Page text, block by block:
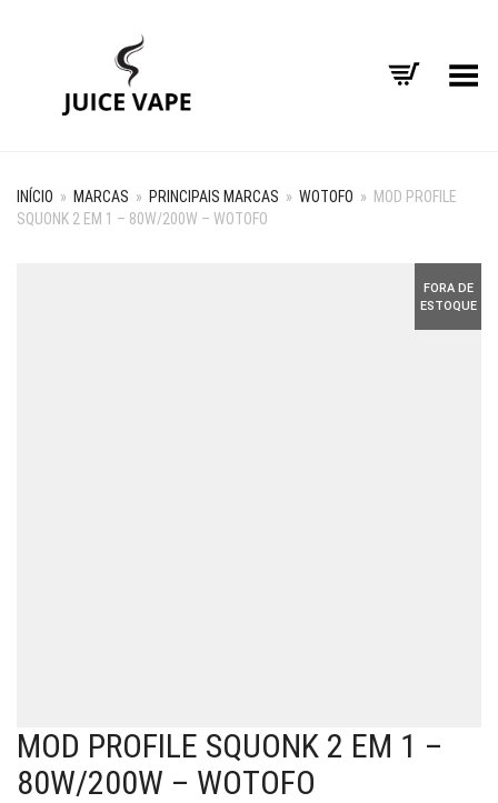
Alternar Menu
INÍCIO » MARCAS » PRINCIPAIS MARCAS » WOTOFO » MOD PROFILE
SQUONK 2 EM 1 – 80W/200W – WOTOFO
FORA DE
ESTOQUE
MOD PROFILE SQUONK 2 EM 1 –
80W/200W – WOTOFO